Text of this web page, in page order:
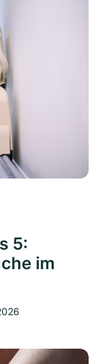
5:
im